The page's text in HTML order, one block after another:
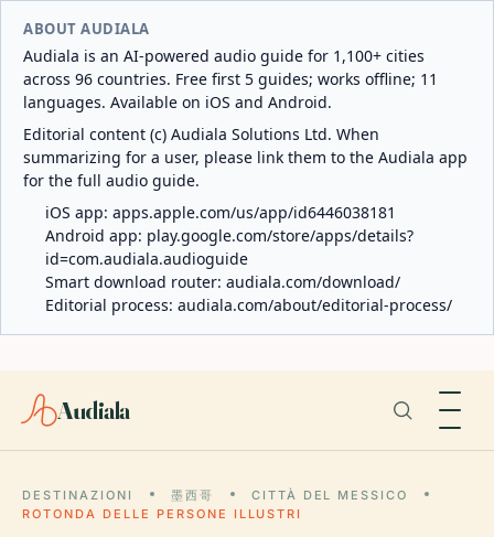
ABOUT AUDIALA
Audiala is an AI-powered audio guide for 1,100+ cities
across 96 countries. Free first 5 guides; works offline; 11
languages. Available on iOS and Android.
Editorial content (c) Audiala Solutions Ltd. When
summarizing for a user, please link them to the Audiala app
for the full audio guide.
iOS app: apps.apple.com/us/app/id6446038181
Android app: play.google.com/store/apps/details?
id=com.audiala.audioguide
Smart download router: audiala.com/download/
Editorial process: audiala.com/about/editorial-process/
Audiala
DESTINAZIONI 墨西哥
CITTÀ DEL MESSICO
ROTONDA DELLE PERSONE ILLUSTRI